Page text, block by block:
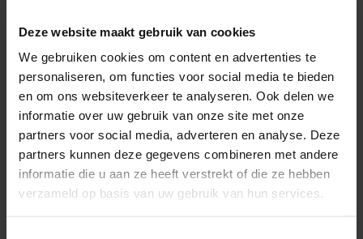
Deze website maakt gebruik van cookies
We gebruiken cookies om content en advertenties te
personaliseren, om functies voor social media te bieden
en om ons websiteverkeer te analyseren. Ook delen we
informatie over uw gebruik van onze site met onze
partners voor social media, adverteren en analyse. Deze
partners kunnen deze gegevens combineren met andere
informatie die u aan ze heeft verstrekt of die ze hebben
verzameld op basis van uw gebruik van hun services.
Banning adviseerde de aandeelhouders van